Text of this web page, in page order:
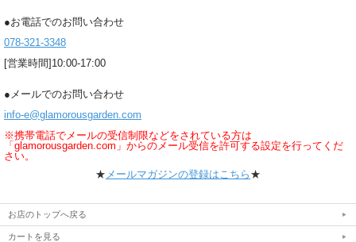
●お電話でのお問い合わせ
078-321-3348
[営業時間]10:00-17:00
●メールでのお問い合わせ
info-e@glamorousgarden.com
※携帯電話でメールの受信制限などをされている方は
「glamorousgarden.com」からのメール受信を許可する設定を行ってくだ
さい。
★ メールマガジンの登録はこちら ★
お店のトップへ戻る
カートを見る